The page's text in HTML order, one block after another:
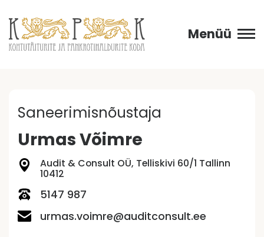
Menüü
Saneerimisnõustaja
Urmas Võimre
Audit & Consult OÜ, Telliskivi 60/1 Tallinn
10412
5147 987
urmas.voimre@auditconsult.ee